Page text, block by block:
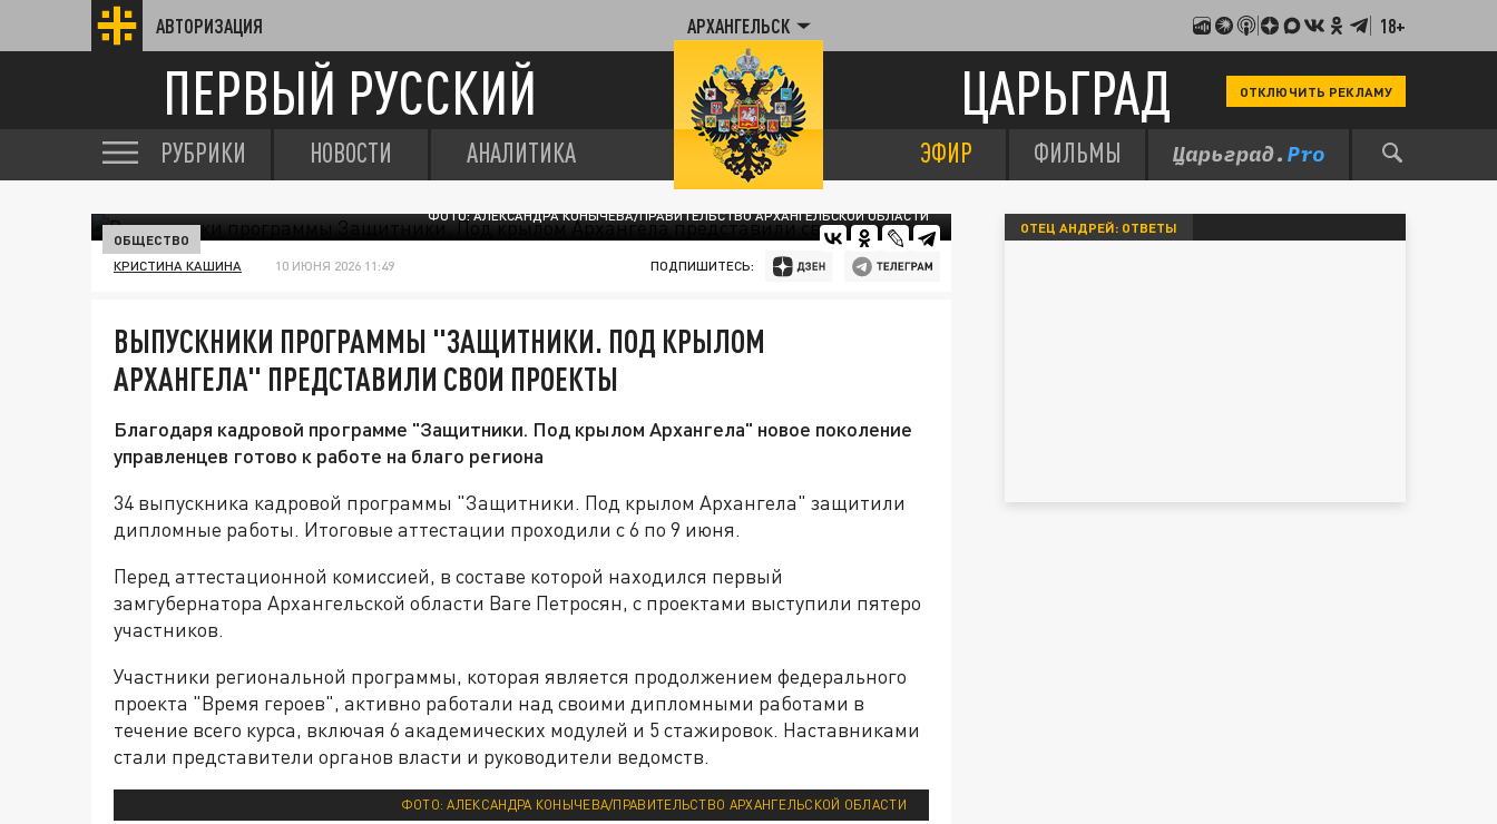
АВТОРИЗАЦИЯ АРХАНГЕЛЬСК 18+
ПЕРВЫЙ РУССКИЙ ЦАРЬГРАД ОТКЛЮЧИТЬ РЕКЛАМУ
РУБРИКИ НОВОСТИ АНАЛИТИКА ЭФИР ФИЛЬМЫ
ФОТО: АЛЕКСАНДРА КОНЫЧЕВА/ПРАВИТЕЛЬСТВО АРХАНГЕЛЬСКОЙ ОБЛАСТИ
ОБЩЕСТВО
КРИСТИНА КАШИНА 10 ИЮНЯ 2026 11:49 ПОДПИШИТЕСЬ:
ВЫПУСКНИКИ ПРОГРАММЫ "ЗАЩИТНИКИ. ПОД КРЫЛОМ
АРХАНГЕЛА" ПРЕДСТАВИЛИ СВОИ ПРОЕКТЫ
Благодаря кадровой программе "Защитники. Под крылом Архангела" новое поколение
управленцев готово к работе на благо региона
34 выпускника кадровой программы "Защитники. Под крылом Архангела" защитили
дипломные работы. Итоговые аттестации проходили с 6 по 9 июня.
Перед аттестационной комиссией, в составе которой находился первый
замгубернатора Архангельской области Ваге Петросян, с проектами выступили пятеро
участников.
Участники региональной программы, которая является продолжением федерального
проекта "Время героев", активно работали над своими дипломными работами в
течение всего курса, включая 6 академических модулей и 5 стажировок. Наставниками
стали представители органов власти и руководители ведомств.
ФОТО: АЛЕКСАНДРА КОНЫЧЕВА/ПРАВИТЕЛЬСТВО АРХАНГЕЛЬСКОЙ ОБЛАСТИ
ОТЕЦ АНДРЕЙ: ОТВЕТЫ